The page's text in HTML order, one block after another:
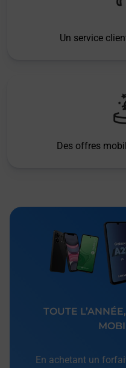
Un service
Des offres
TOUTE
En achetant un